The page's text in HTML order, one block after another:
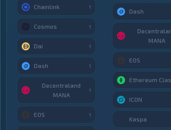
Chainlink 1
Cosmos 1
Dai 1
Dash 1
Decentraland
MANA
1
EOS 1
Dash
MANA
EOS
Ethereum
ICON
Kaspa